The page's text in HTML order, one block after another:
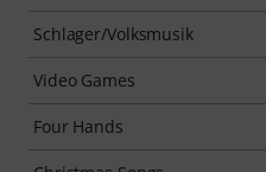
Schlager/Volksmusik
Video Games
Four Hands